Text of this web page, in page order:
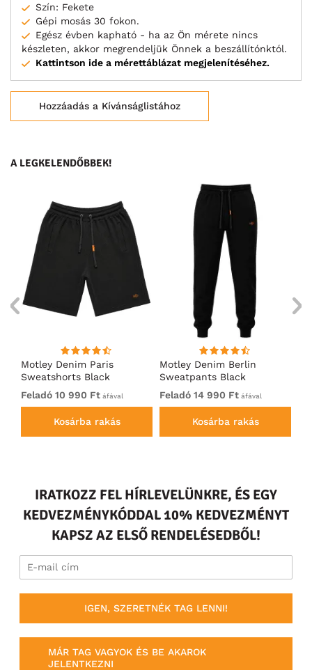
Szín: Fekete
Gépi mosás 30 fokon.
Egész évben kapható - ha az Ön mérete nincs
készleten, akkor megrendeljük Önnek a beszállítónktól.
Kattintson ide a mérettáblázat megjelenítéséhez.
Hozzáadás a Kívánságlistához
A LEGKELENDŐBBEK!
Motley Denim Paris
Sweatshorts Black
Feladó 10 990 Ft áfával
Kosárba rakás
Motley Denim Berlin
Sweatpants Black
Feladó 14 990 Ft áfával
Kosárba rakás
IRATKOZZ FEL HÍRLEVELÜNKRE, ÉS EGY
KEDVEZMÉNYKÓDDAL 10% KEDVEZMÉNYT
KAPSZ AZ ELSŐ RENDELÉSEDBŐL!
IGEN, SZERETNÉK TAG LENNI!
MÁR TAG VAGYOK ÉS BE AKAROK
JELENTKEZNI